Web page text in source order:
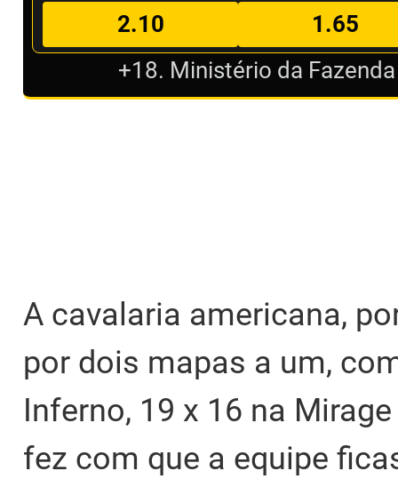
2.10
1.65
+18. Ministério da
A cavalaria americana,
por dois mapas a um,
Inferno, 19 x 16 na
fez com que a equipe